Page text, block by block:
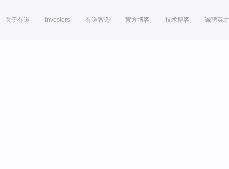
关于有道 Investors 有道智选 官方博客 技术博客 诚聘英才